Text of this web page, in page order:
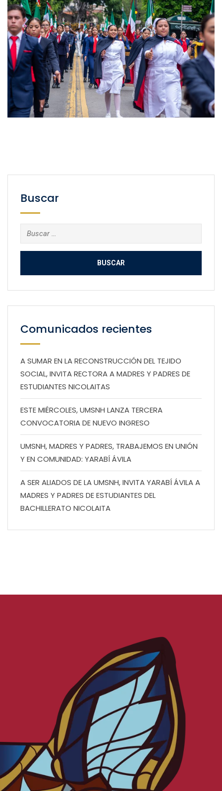
Buscar
Buscar:
Comunicados recientes
A SUMAR EN LA RECONSTRUCCIÓN DEL TEJIDO
SOCIAL, INVITA RECTORA A MADRES Y PADRES DE
ESTUDIANTES NICOLAITAS
ESTE MIÉRCOLES, UMSNH LANZA TERCERA
CONVOCATORIA DE NUEVO INGRESO
UMSNH, MADRES Y PADRES, TRABAJEMOS EN UNIÓN
Y EN COMUNIDAD: YARABÍ ÁVILA
A SER ALIADOS DE LA UMSNH, INVITA YARABÍ ÁVILA A
MADRES Y PADRES DE ESTUDIANTES DEL
BACHILLERATO NICOLAITA